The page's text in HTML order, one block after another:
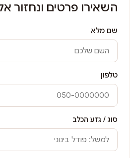
השאירו פרטים ונחזור
שם מלא
טלפון
סוג / גזע הכלב